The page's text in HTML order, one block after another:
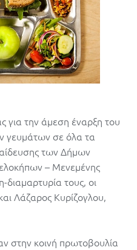
για την άμεση έναρξη του
γευμάτων σε όλα τα
των Δήμων
– Μενεμένης
διαμαρτυρία τους, οι
Λάζαρος Κυρίζογλου,
στην κοινή πρωτοβουλία